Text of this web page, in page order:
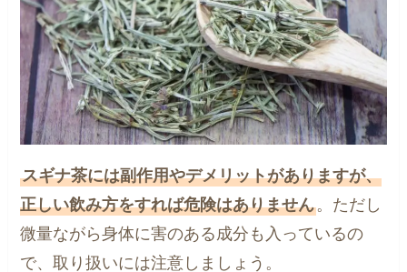
スギナ茶には副作用やデメリットがありますが、
正しい飲み方をすれば危険はありません。ただし
微量ながら身体に害のある成分も入っているの
で、取り扱いには注意しましょう。